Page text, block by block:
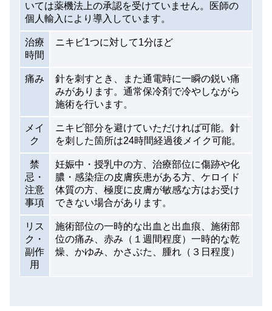
いては薬機法上の承認を受けていません。医師の
個人輸入により導入しています。
治療
時間
ニキビ1つに対して1分ほど
痛み
針を刺すとき、また通電時に一瞬の鋭い痛
みがあります。通常保冷剤で冷やしながら
施術を行います。
メイ
ク
ニキビ部分を避けていただければ可能。針
を刺した箇所は24時間経過後メイク可能。
禁
忌・
注意
事項
妊娠中・授乳中の方、治療部位に傷跡や化
膿・感染症の皮膚疾患がある方、ケロイド
体質の方、極度に皮膚が敏感な方はお受け
できない場合があります。
リス
ク・
副作
用
施術部位の一時的な出血と出血痕、施術部
位の痛み、赤み（１週間程度）一時的な乾
燥、かゆみ、かさぶた、腫れ（３日程度）